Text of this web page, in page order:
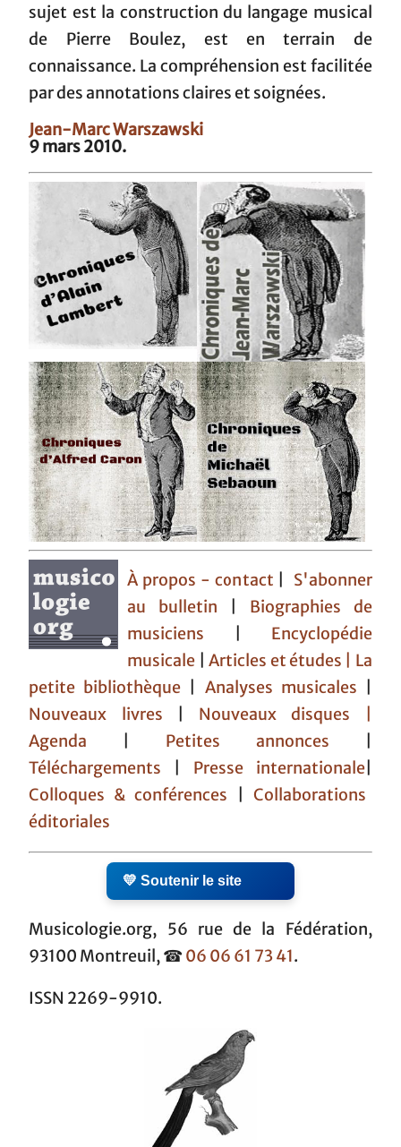
sujet est la construction du langage musical
de Pierre Boulez, est en terrain de
connaissance. La compréhension est facilitée
par des annotations claires et soignées.
Jean-Marc Warszawski
9 mars 2010.
À propos - contact
S'abonner
au bulletin
Biographies de
musiciens
Encyclopédie
musicale |Articles et études | La
petite bibliothèque
Analyses musicales
Nouveaux livres
Nouveaux disques |
Agenda
Petites annonces
Téléchargements
Presse internationale|
Colloques & conférences
Collaborations
éditoriales
💛 Soutenir le site
Musicologie.org, 56 rue de la Fédération,
93100 Montreuil, ☎ 06 06 61 73 41.
ISSN 2269-9910.